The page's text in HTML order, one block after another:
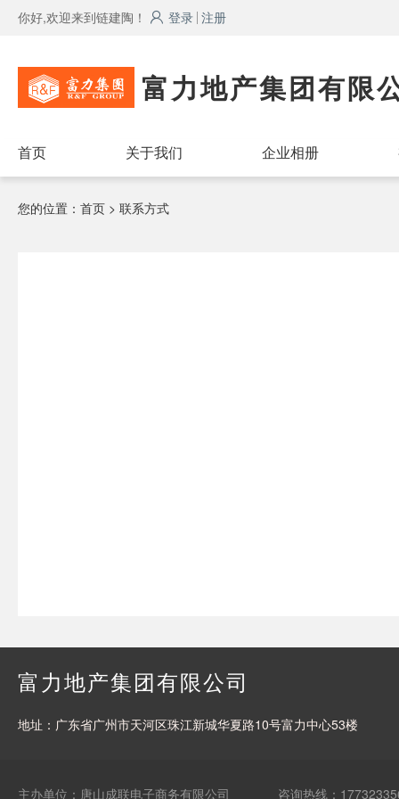
你好,欢迎来到链建陶！ 登录 注册
富力地产集团有限
首页 关于我们 企业相册
您的位置： 首页 > 联系方式
富力地产集团有限公司
地址：广东省广州市天河区珠江新城华夏路10号富力中心53楼
主办单位：唐山成联电子商务有限公司 咨询热线：